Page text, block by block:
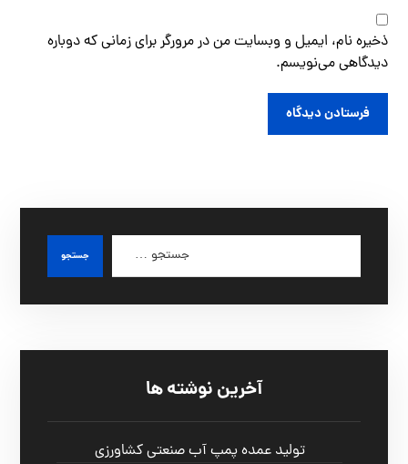
ذخیره نام، ایمیل و وبسایت من در مرورگر برای زمانی که دوباره
دیدگاهی می‌نویسم.
آخرین نوشته ها
تولید عمده پمپ آب صنعتی کشاورزی